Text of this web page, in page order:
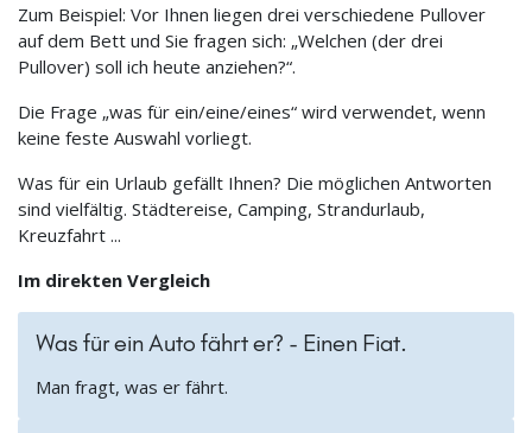
Zum Beispiel: Vor Ihnen liegen drei verschiedene Pullover
auf dem Bett und Sie fragen sich: „Welchen (der drei
Pullover) soll ich heute anziehen?“.
Die Frage „was für ein/eine/eines“ wird verwendet, wenn
keine feste Auswahl vorliegt.
Was für ein Urlaub gefällt Ihnen? Die möglichen Antworten
sind vielfältig. Städtereise, Camping, Strandurlaub,
Kreuzfahrt ...
Im direkten Vergleich
Was für ein Auto fährt er? - Einen Fiat.
Man fragt, was er fährt.